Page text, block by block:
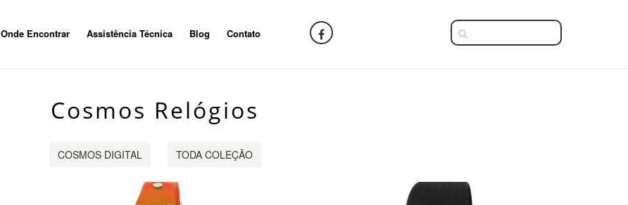
Onde Encontrar Assistência Técnica Blog Contato
Cosmos Relógios
COSMOS DIGITAL TODA COLEÇÃO